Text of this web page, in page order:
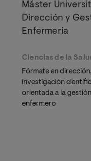
Máster
Dirección y
Enfermería
Ciencias de la
Fórmate en
investigación
orientada a la
enfermero